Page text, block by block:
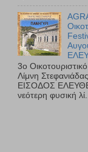
3ο
Λίμνη
ΕΙΣΟΔΟΣ
νεότερη φυσική